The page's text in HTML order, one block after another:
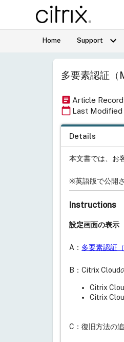
Home Support keyboard_arrow_down
多要素認証
calendar_today Last
article Article
Details
本文書では、お
※英語版で公開
Instructions
設定画面の表示
A： 多要素認証
B：Citrix Cloud
Citrix
Citrix
C：復旧方法の